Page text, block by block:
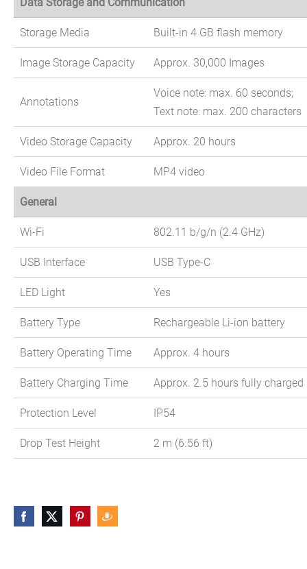
Data Storage and Communication
Storage Media Built-in 4 GB flash memory
Image Storage Capacity Approx. 30,000 Images
Annotations
Voice note: max. 60 seconds;
Text note: max. 200 characters
Video Storage Capacity Approx. 20 hours
Video File Format MP4 video
General
Wi-Fi 802.11 b/g/n (2.4 GHz)
USB Interface USB Type-C
LED Light Yes
Battery Type Rechargeable Li-ion battery
Battery Operating Time Approx. 4 hours
Battery Charging Time Approx. 2.5 hours fully charged
Protection Level IP54
Drop Test Height 2 m (6.56 ft)